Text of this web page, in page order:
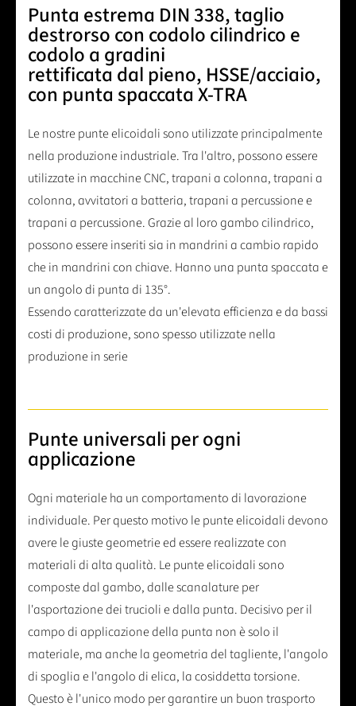
Punta estrema DIN 338, taglio
destrorso con codolo cilindrico e
codolo a gradini
rettificata dal pieno, HSSE/acciaio,
con punta spaccata X-TRA
Le nostre punte elicoidali sono utilizzate principalmente
nella produzione industriale. Tra l'altro, possono essere
utilizzate in macchine CNC, trapani a colonna, trapani a
colonna, avvitatori a batteria, trapani a percussione e
trapani a percussione. Grazie al loro gambo cilindrico,
possono essere inseriti sia in mandrini a cambio rapido
che in mandrini con chiave. Hanno una punta spaccata e
un angolo di punta di 135°.
Essendo caratterizzate da un'elevata efficienza e da bassi
costi di produzione, sono spesso utilizzate nella
produzione in serie
Punte universali per ogni
applicazione
Ogni materiale ha un comportamento di lavorazione
individuale. Per questo motivo le punte elicoidali devono
avere le giuste geometrie ed essere realizzate con
materiali di alta qualità. Le punte elicoidali sono
composte dal gambo, dalle scanalature per
l'asportazione dei trucioli e dalla punta. Decisivo per il
campo di applicazione della punta non è solo il
materiale, ma anche la geometria del tagliente, l'angolo
di spoglia e l'angolo di elica, la cosiddetta torsione.
Questo è l'unico modo per garantire un buon trasporto